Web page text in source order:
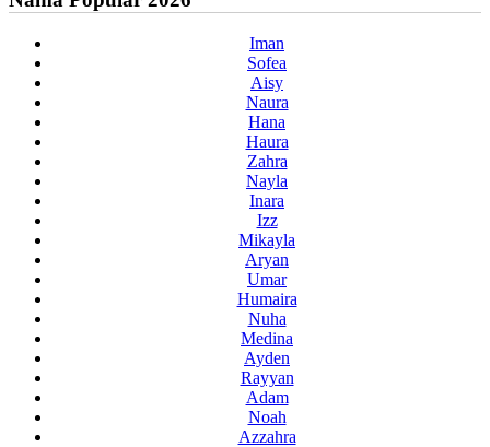
Iman
Sofea
Aisy
Naura
Hana
Haura
Zahra
Nayla
Inara
Izz
Mikayla
Aryan
Umar
Humaira
Nuha
Medina
Ayden
Rayyan
Adam
Noah
Azzahra